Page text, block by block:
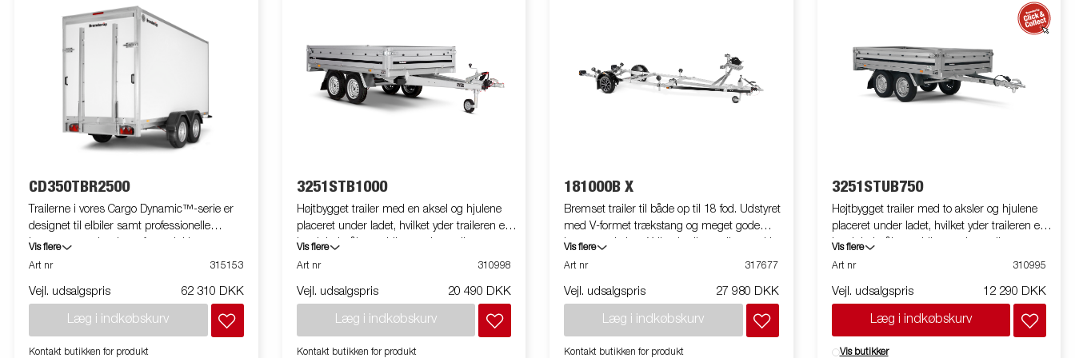
CD350TBR2500
Trailerne i vores Cargo Dynamic™-serie er
designet til elbiler samt professionelle
brugere, som har brug for en lukket
letvægtstrailer til beskyttelse af lasten. De
lastekapacitet, og grundet trailernes design
med netop dit reklamebudskab. Bygget af et
Vis flere
Art nr
315153
Vejl. udsalgspris 62 310 DKK
Læg i indkøbskurv
Kontakt butikken for produkt
3251STB1000
Højtbygget trailer med en aksel og hjulene
placeret under ladet, hvilket yder traileren et
bredt ladmål samtidigt med at trailerens
totalbredde holdes på et minimum. Trailerem
standard. Tilbehør er tilgængeligt. Vi gør
og trailerne kan derfor være vist med
Vis flere
Art nr
310998
Vejl. udsalgspris 20 490 DKK
Læg i indkøbskurv
Kontakt butikken for produkt
181000B X
Bremset trailer til både op til 18 fod. Udstyret
med V-formet trækstang og meget gode
køreegenskaber. X-line kvalitetsruller med lav
påvirkning af bådens skrog. Vipbar bagvugge
kvalitet for nem tilpasning til din båd.
Elektriciteten er fuldt beskyttet i bådtrailerens
Vis flere
Art nr
317677
Vejl. udsalgspris 27 980 DKK
Læg i indkøbskurv
Kontakt butikken for produkt
3251STUB750
Højtbygget trailer med to aksler og hjulene
placeret under ladet, hvilket yder traileren et
bredt ladmål samtidigt med at trailerens
totalbredde holdes på et minimum. Trailerem
standard. Tilbehør er tilgængeligt. Vi gør
og trailerne kan derfor være vist med
Vis flere
Art nr
310995
Vejl. udsalgspris 12 290 DKK
Læg i indkøbskurv
Vis butikker